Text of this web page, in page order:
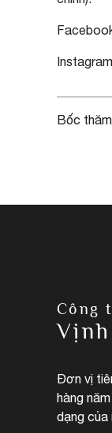
Bốc
Công
Đơn vị
hàng
dạng của